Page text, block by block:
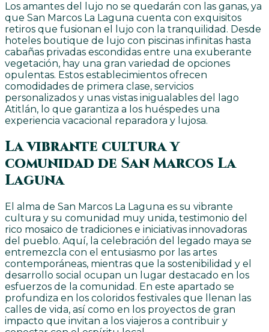
Los amantes del lujo no se quedarán con las ganas, ya
que San Marcos La Laguna cuenta con exquisitos
retiros que fusionan el lujo con la tranquilidad. Desde
hoteles boutique de lujo con piscinas infinitas hasta
cabañas privadas escondidas entre una exuberante
vegetación, hay una gran variedad de opciones
opulentas. Estos establecimientos ofrecen
comodidades de primera clase, servicios
personalizados y unas vistas inigualables del lago
Atitlán, lo que garantiza a los huéspedes una
experiencia vacacional reparadora y lujosa.
La vibrante cultura y
comunidad de San Marcos La
Laguna
El alma de San Marcos La Laguna es su vibrante
cultura y su comunidad muy unida, testimonio del
rico mosaico de tradiciones e iniciativas innovadoras
del pueblo. Aquí, la celebración del legado maya se
entremezcla con el entusiasmo por las artes
contemporáneas, mientras que la sostenibilidad y el
desarrollo social ocupan un lugar destacado en los
esfuerzos de la comunidad. En este apartado se
profundiza en los coloridos festivales que llenan las
calles de vida, así como en los proyectos de gran
impacto que invitan a los viajeros a contribuir y